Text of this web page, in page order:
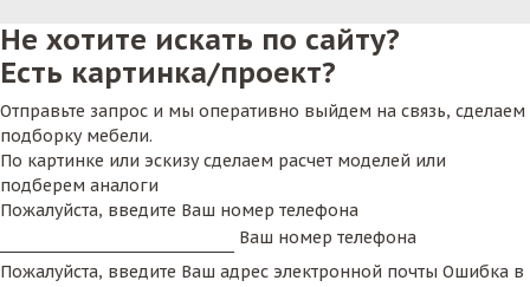
Не хотите искать по сайту?
Есть картинка/проект?
Отправьте запрос и мы оперативно выйдем на связь, сделаем
подборку мебели.
По картинке или эскизу сделаем расчет моделей или
подберем аналоги
Пожалуйста, введите Ваш номер телефона
Ваш номер телефона
Пожалуйста, введите Ваш адрес электронной почты Ошибка в